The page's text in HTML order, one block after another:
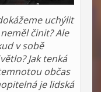
uchýlit
činit? Ale
v sobě
Jak tenká
občas
je lidská